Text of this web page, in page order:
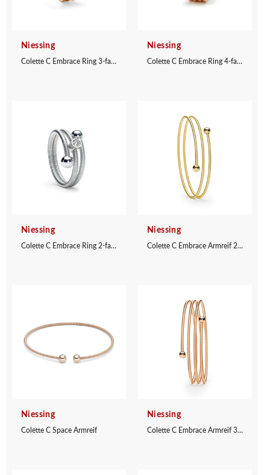
Niessing
Colette C Embrace Ring 3-fach
Niessing
Colette C Embrace Ring 4-fach mit Fassung
Niessing
Colette C Embrace Ring 2-fach mit Fassung
Niessing
Colette C Embrace Armreif 2-fach
Niessing
Colette C Space Armreif
Niessing
Colette C Embrace Armreif 3-fach